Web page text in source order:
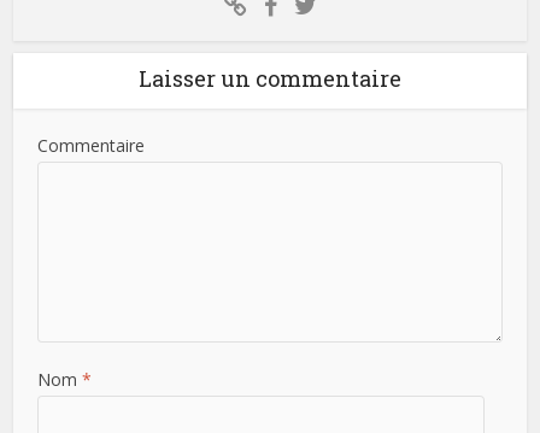
Laisser un commentaire
Commentaire
Nom *